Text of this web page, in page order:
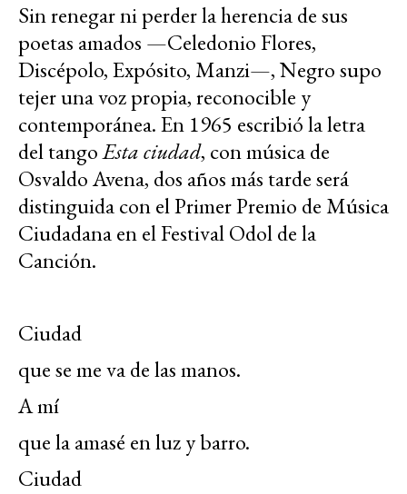
Sin renegar ni perder la herencia de sus
poetas amados —Celedonio Flores,
Discépolo, Expósito, Manzi—, Negro supo
tejer una voz propia, reconocible y
contemporánea. En 1965 escribió la letra
del tangoEsta ciudad, con música de
Osvaldo Avena, dos años más tarde será
distinguida con el Primer Premio de Música
Ciudadana en el Festival Odol de la
Canción.
Ciudad
que se me va de las manos.
A mí
que la amasé en luz y barro.
Ciudad